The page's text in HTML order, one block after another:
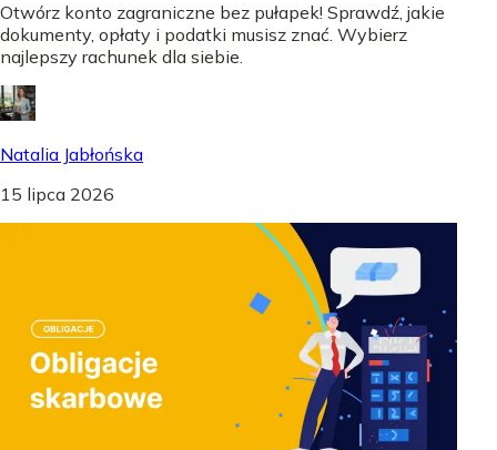
Otwórz konto zagraniczne bez pułapek! Sprawdź, jakie
dokumenty, opłaty i podatki musisz znać. Wybierz
najlepszy rachunek dla siebie.
Natalia Jabłońska
15 lipca 2026